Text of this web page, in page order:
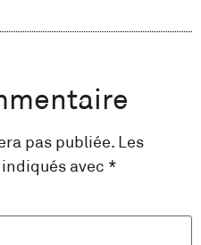
pas publiée. Les
avec *